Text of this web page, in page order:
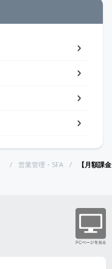
営業管理・SFA 【月額課